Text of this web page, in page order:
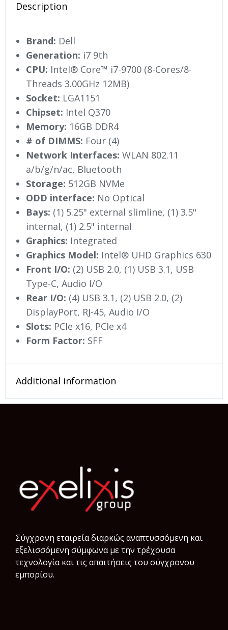
Description
Brand: Dell
Generation: i7 9th
CPU: Intel® Core™ i7-9700 (8-Cores/8-
Threads 3.00GHz 12MB)
Socket: LGA1151
Chipset: Intel Q370
Memory: 16GB DDR4
# of DIMMS: Four (4)
Network Interfaces: WLAN 802.11
a/b/g/n/ac, Bluetooth
Storage: 512GB NVMe
ODD interface: No Optical
Bays: (1) 5.25" external slimline, (1) 3.5"
internal, (1) 2.5" internal
Graphics: Integrated
Graphics Model: Intel® UHD Graphics 630
Front I/O: (2) USB 2.0, (1) USB 3.1, USB
Type-C, Audio I/O
Rear I/O: (4) USB 3.1, (2) USB 2.0, (2)
DisplayPort, RJ-45, Audio I/O
Slots: PCIe x16, PCIe x4
Form Factor: SFF
Additional information
Σύγχρονη εταιρεία διαρκώς αναπτυσσόμενη και
εξελισσόμενη σύμφωνα µε την τρέχουσα
τεχνολογία και τις απαιτήσεις του σύγχρονου
εμπορίου.